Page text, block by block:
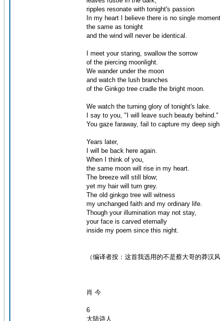
ripples resonate with tonight's passion
In my heart I believe there is no single moment
the same as tonight
and the wind will never be identical.
I meet your staring, swallow the sorrow
of the piercing moonlight.
We wander under the moon
and watch the lush branches
of the Ginkgo tree cradle the bright moon.
We watch the turning glory of tonight's lake.
I say to you, "I will leave such beauty behind."
You gaze faraway, fail to capture my deep
Years later,
I will be back here again.
When I think of you,
the same moon will rise in my heart.
The breeze will still blow;
yet my hair will turn grey.
The old ginkgo tree will witness
my unchanged faith and my ordinary life.
Though your illumination may not stay,
your face is carved eternally
inside my poem since this night.
（编译者按：这首我选用的不是蔡大哥的莽汉
肖 今
6
大陆诗人